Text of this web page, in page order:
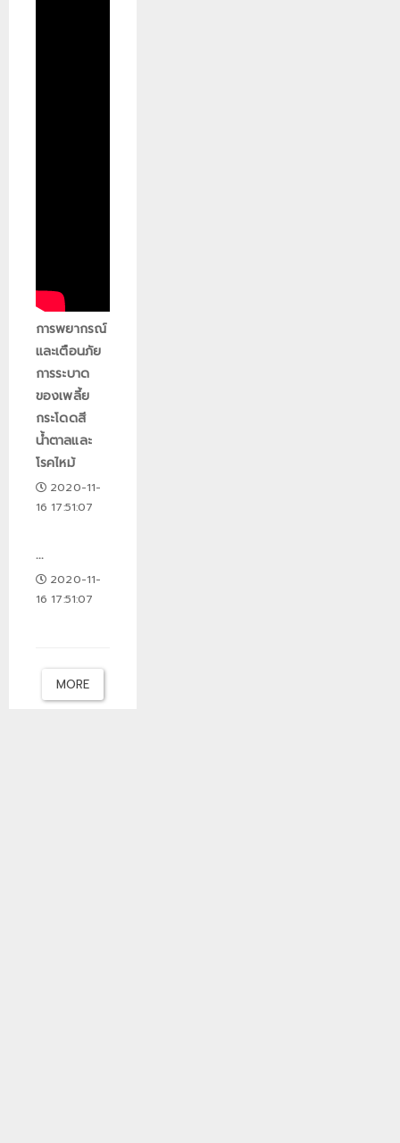
การพยากรณ์
และเตือนภัย
การระบาด
ของเพลี้ย
กระโดดสี
น้ำตาลและ
โรคไหม้
2020-11-
16 17:51:07
...
2020-11-
16 17:51:07
MORE